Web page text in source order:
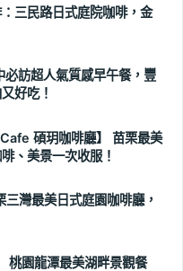
：三民路日式庭院咖啡，金
訪超人氣質感早午餐，豐
好吃！
碩玥咖啡廳】 苗栗最美
、美景一次收服！
灣最美日式庭園咖啡廳，
桃園龍潭最美湖畔景觀餐